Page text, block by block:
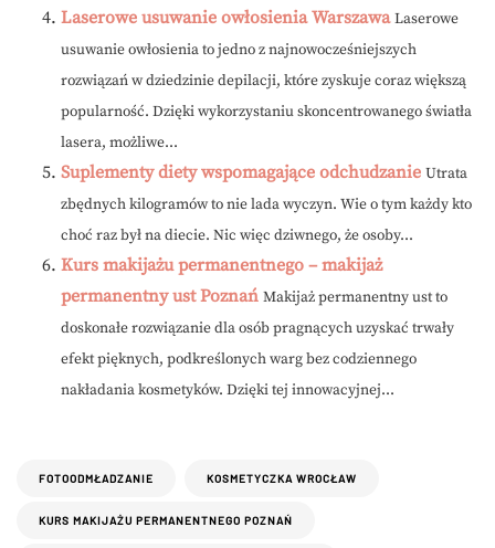
Laserowe usuwanie owłosienia Warszawa Laserowe
usuwanie owłosienia to jedno z najnowocześniejszych
rozwiązań w dziedzinie depilacji, które zyskuje coraz większą
popularność. Dzięki wykorzystaniu skoncentrowanego światła
lasera, możliwe...
Suplementy diety wspomagające odchudzanie Utrata
zbędnych kilogramów to nie lada wyczyn. Wie o tym każdy kto
choć raz był na diecie. Nic więc dziwnego, że osoby...
Kurs makijażu permanentnego – makijaż
permanentny ust Poznań Makijaż permanentny ust to
doskonałe rozwiązanie dla osób pragnących uzyskać trwały
efekt pięknych, podkreślonych warg bez codziennego
nakładania kosmetyków. Dzięki tej innowacyjnej...
FOTOODMŁADZANIE KOSMETYCZKA WROCŁAW
KURS MAKIJAŻU PERMANENTNEGO POZNAŃ